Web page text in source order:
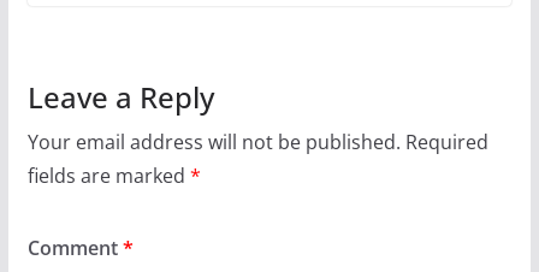
Leave a Reply
Your email address will not be published. Required
fields are marked *
Comment*